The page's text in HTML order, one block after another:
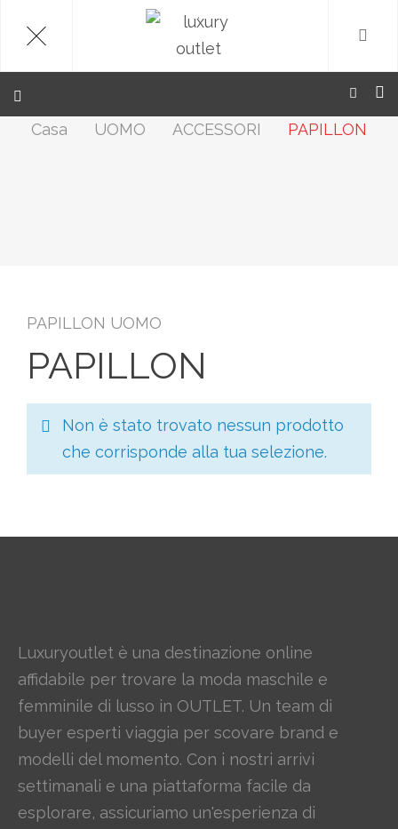
.
Casa UOMO ACCESSORI PAPILLON
PAPILLON UOMO
PAPILLON
Non è stato trovato nessun prodotto
che corrisponde alla tua selezione.
Luxuryoutlet è una destinazione online
affidabile per trovare la moda maschile e
femminile di lusso in OUTLET. Un team di
buyer esperti viaggia per scovare brand e
modelli del momento. Con i nostri arrivi
settimanali e una piattaforma facile da
esplorare, assicuriamo un'esperienza di